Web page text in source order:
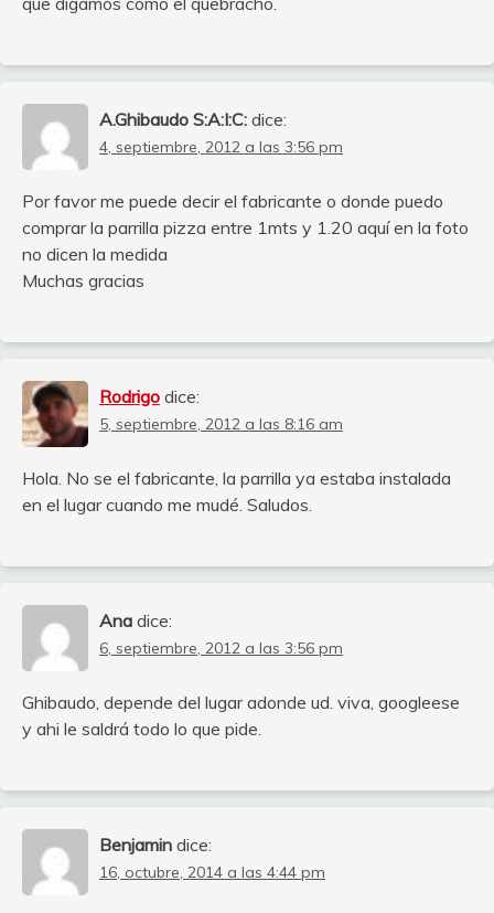
A.Ghibaudo S:A:I:C: dice:
4, septiembre, 2012 a las 3:56 pm
Por favor me puede decir el fabricante o donde puedo
comprar la parrilla pizza entre 1mts y 1.20 aquí en la foto
no dicen la medida
Muchas gracias
Rodrigo dice:
5, septiembre, 2012 a las 8:16 am
Hola. No se el fabricante, la parrilla ya estaba instalada
en el lugar cuando me mudé. Saludos.
Ana dice:
6, septiembre, 2012 a las 3:56 pm
Ghibaudo, depende del lugar adonde ud. viva, googleese
y ahi le saldrá todo lo que pide.
Benjamin dice:
16, octubre, 2014 a las 4:44 pm